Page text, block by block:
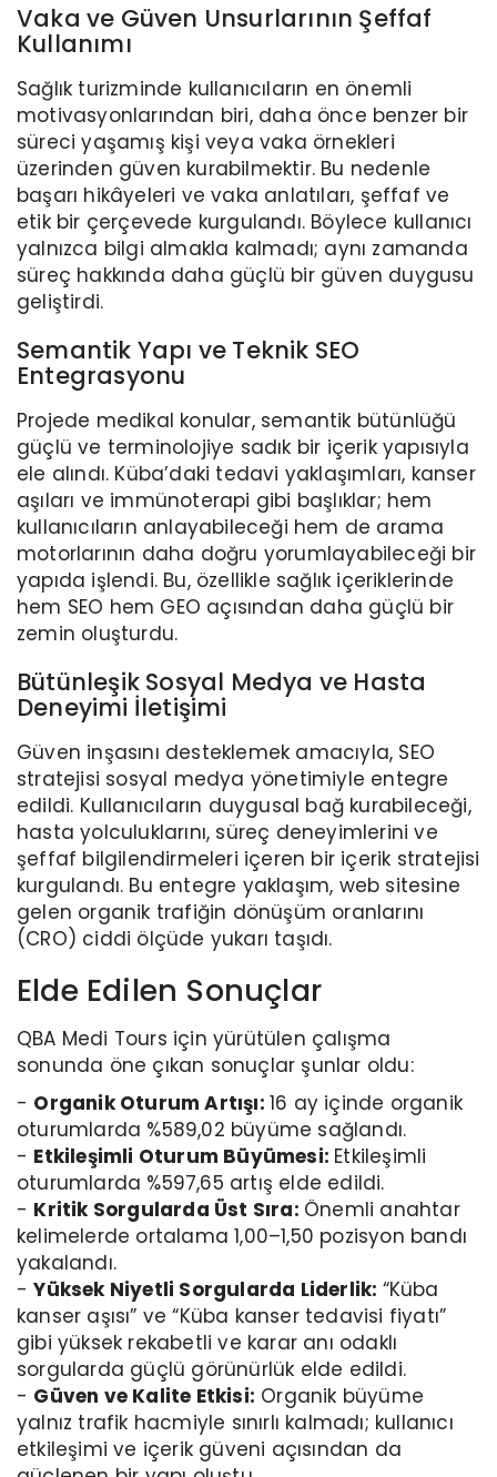
Vaka ve Güven Unsurlarının Şeffaf
Kullanımı
Sağlık turizminde kullanıcıların en önemli
motivasyonlarından biri, daha önce benzer bir
süreci yaşamış kişi veya vaka örnekleri
üzerinden güven kurabilmektir. Bu nedenle
başarı hikâyeleri ve vaka anlatıları, şeffaf ve
etik bir çerçevede kurgulandı. Böylece kullanıcı
yalnızca bilgi almakla kalmadı; aynı zamanda
süreç hakkında daha güçlü bir güven duygusu
geliştirdi.
Semantik Yapı ve Teknik SEO
Entegrasyonu
Projede medikal konular, semantik bütünlüğü
güçlü ve terminolojiye sadık bir içerik yapısıyla
ele alındı. Küba’daki tedavi yaklaşımları, kanser
aşıları ve immünoterapi gibi başlıklar; hem
kullanıcıların anlayabileceği hem de arama
motorlarının daha doğru yorumlayabileceği bir
yapıda işlendi. Bu, özellikle sağlık içeriklerinde
hem SEO hem GEO açısından daha güçlü bir
zemin oluşturdu.
Bütünleşik Sosyal Medya ve Hasta
Deneyimi İletişimi
Güven inşasını desteklemek amacıyla, SEO
stratejisi sosyal medya yönetimiyle entegre
edildi. Kullanıcıların duygusal bağ kurabileceği,
hasta yolculuklarını, süreç deneyimlerini ve
şeffaf bilgilendirmeleri içeren bir içerik stratejisi
kurgulandı. Bu entegre yaklaşım, web sitesine
gelen organik trafiğin dönüşüm oranlarını
(CRO) ciddi ölçüde yukarı taşıdı.
Elde Edilen Sonuçlar
QBA Medi Tours için yürütülen çalışma
sonunda öne çıkan sonuçlar şunlar oldu:
- Organik Oturum Artışı:16 ay içinde organik
oturumlarda %589,02 büyüme sağlandı.
- Etkileşimli Oturum Büyümesi: Etkileşimli
oturumlarda %597,65 artış elde edildi.
- Kritik Sorgularda Üst Sıra: Önemli anahtar
kelimelerde ortalama 1,00–1,50 pozisyon bandı
yakalandı.
-Yüksek Niyetli Sorgularda Liderlik: “Küba
kanser aşısı” ve “Küba kanser tedavisi fiyatı”
gibi yüksek rekabetli ve karar anı odaklı
sorgularda güçlü görünürlük elde edildi.
- Güven ve Kalite Etkisi: Organik büyüme
yalnız trafik hacmiyle sınırlı kalmadı; kullanıcı
etkileşimi ve içerik güveni açısından da